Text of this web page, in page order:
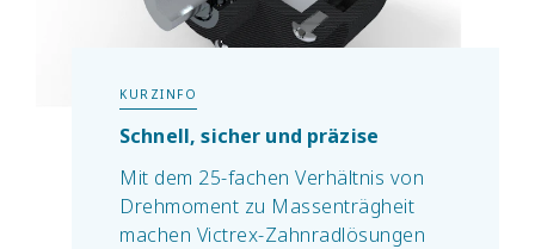
KURZINFO
Schnell, sicher und präzise
Mit dem 25-fachen Verhältnis von
Drehmoment zu Massenträgheit
machen Victrex-Zahnradlösungen